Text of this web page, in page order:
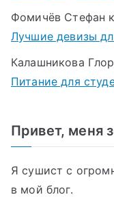
Фомичёв Стефан
Лучшие девизы
Калашникова
Питание для
Привет, меня
Я сушист с
в мой блог.